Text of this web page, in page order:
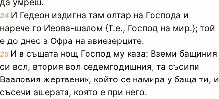
да умреш.
24 И Гедеон издигна там олтар на Господа и
нарече го Иеова-шалом {Т.е., Господ на мир.}; той
е до днес в Офра на авиезерците.
25 И в същата нощ Господ му каза: Вземи бащиния
си вол, втория вол седемгодишния, та съсипи
Вааловия жертвеник, който се намира у баща ти, и
съсечи ашерата, която е при него.